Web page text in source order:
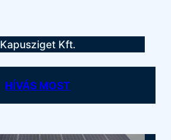
Kapusziget Kft.
HÍVÁS MOST